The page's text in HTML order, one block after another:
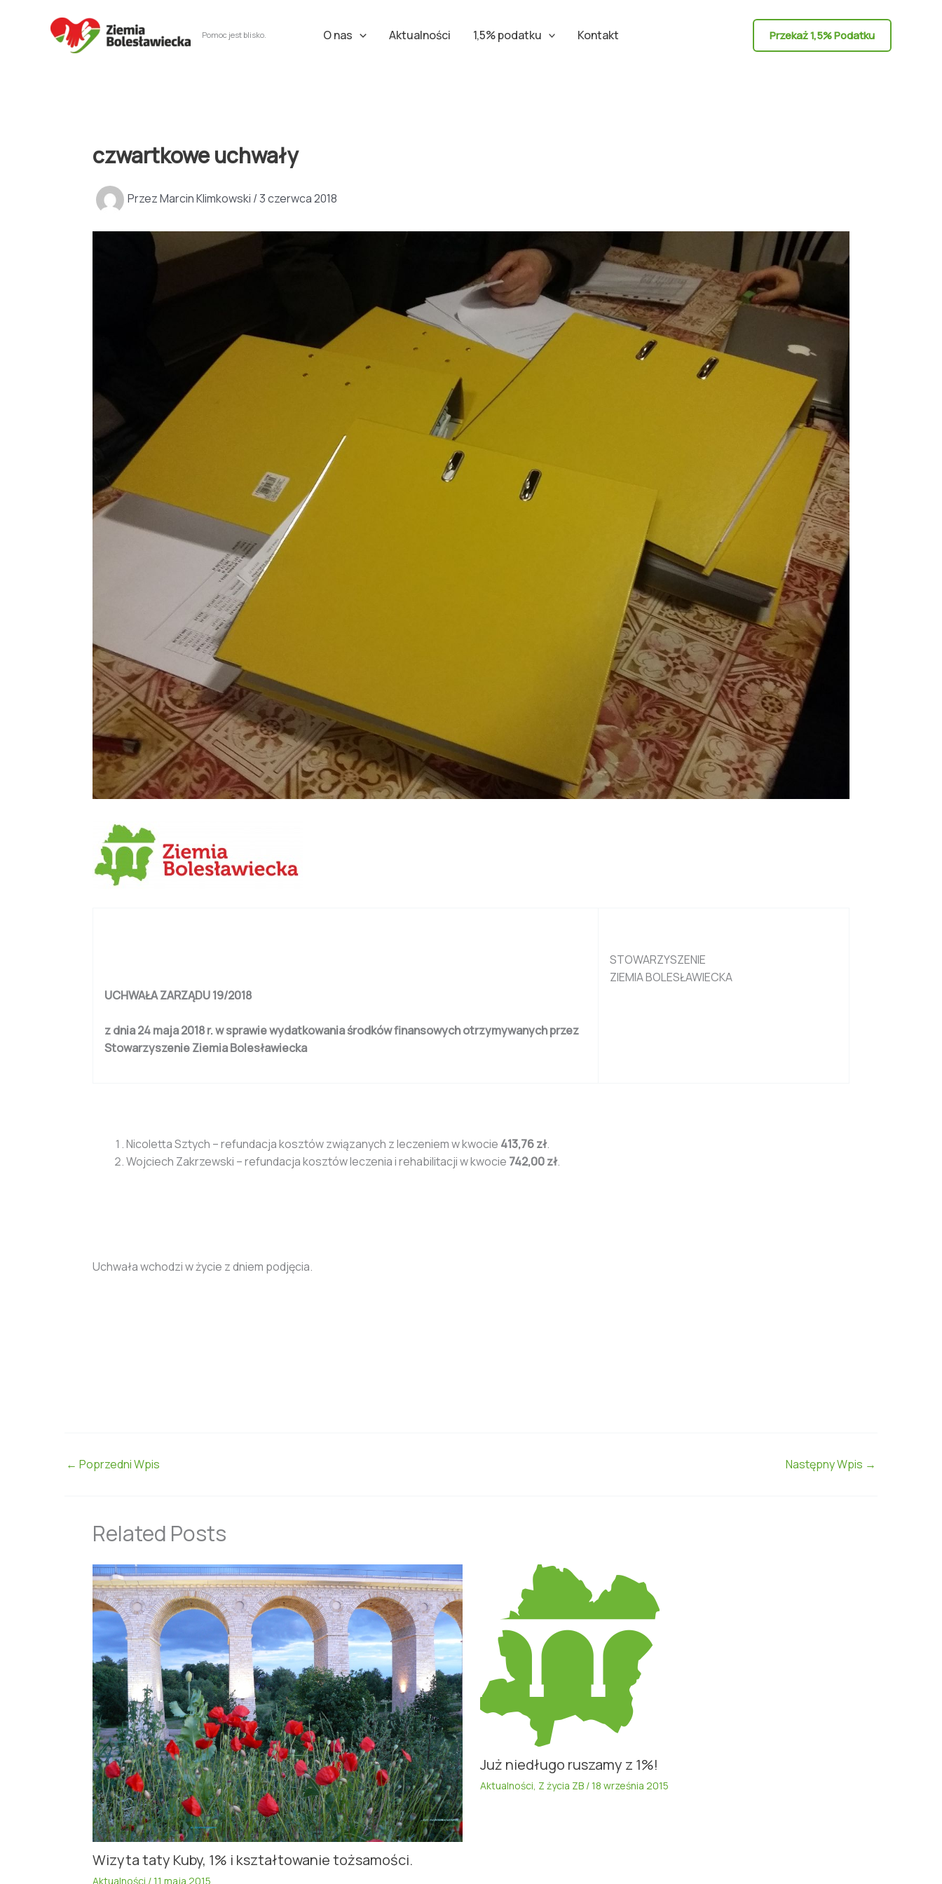
Pomoc jest blisko. O nas Aktualności 1,5% podatku Kontakt Przekaż 1,5% Podatku
czwartkowe uchwały
PrzezMarcin Klimkowski /3 czerwca 2018
UCHWAŁA ZARZĄDU 19/2018
z dnia 24 maja 2018 r. w sprawie wydatkowania środków finansowych otrzymywanych przez
Stowarzyszenie Ziemia Bolesławiecka
STOWARZYSZENIE
ZIEMIA BOLESŁAWIECKA
Nicoletta Sztych – refundacja kosztów związanych z leczeniem w kwocie 413,76 zł.
Wojciech Zakrzewski – refundacja kosztów leczenia i rehabilitacji w kwocie 742,00 zł.
Uchwała wchodzi w życie z dniem podjęcia.
← Poprzedni Wpis Następny Wpis →
Related Posts
Wizyta taty Kuby, 1% i kształtowanie tożsamości.
Aktualności /11 maja 2015
Już niedługo ruszamy z 1%!
Aktualności, Z życia ZB/18 września 2015